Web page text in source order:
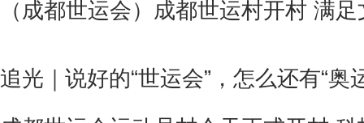
（成都世运会）成都世运村开村 满
追光｜说好的“世运会”，怎么还有“奥